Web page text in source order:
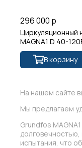
296 000 р
Циркуляционный
MAGNA1 D 40-
В корзину
На нашем сайте
Мы предлагаем
Grundfos
долговечностью,
испытания, что